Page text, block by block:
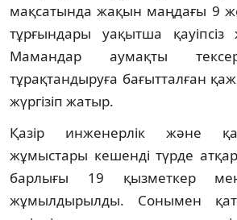
мақсатында жақын маңдағы 9
тұрғындары уақытша қауіпсіз
Мамандар аумақты
тұрақтандыруға бағытталған
жүргізіп жатыр.
Қазір инженерлік және
жұмыстары кешенді түрде
барлығы 19 қызметкер
жұмылдырылды. Сонымен